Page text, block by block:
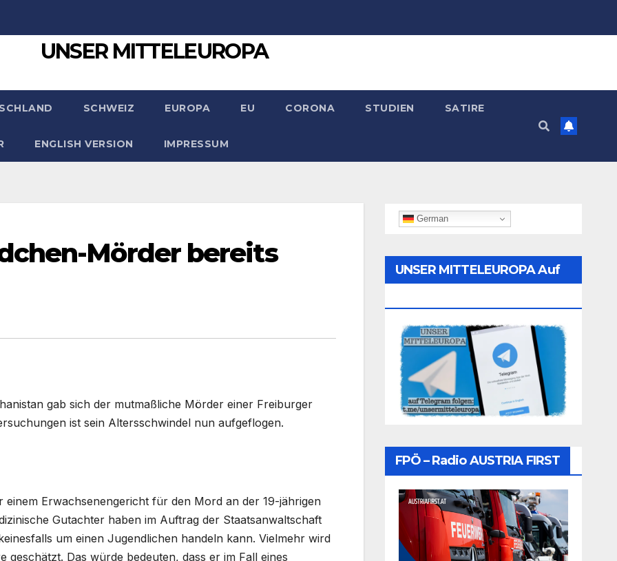
UNSER MITTELEUROPA
SCHWEIZ EUROPA EU CORONA STUDIEN SATIRE
ENGLISH VERSION IMPRESSUM
Mörder bereits
gab sich der mutmaßliche Mörder einer Freiburger
ist sein Altersschwindel nun aufgeflogen.
Erwachsenengericht für den Mord an der 19-jährigen
Gutachter haben im Auftrag der Staatsanwaltschaft
um einen Jugendlichen handeln kann. Vielmehr wird
Das würde bedeuten, dass er im Fall eines
German
UNSER MITTELEUROPA Auf
FPÖ – Radio AUSTRIA FIRST